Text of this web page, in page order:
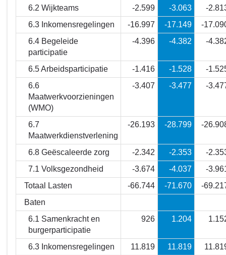
kosten?
6.2 Wijkteams -2.599 -3.063
-
6.3 Inkomensregelingen
-16.997 -17.149
-
6.4 Begeleide
participatie
-4.396 -4.382 -
6.5 Arbeidsparticipatie -1.416 -1.528
-
6.6
Maatwerkvoorzieningen
(WMO)
-3.407 -3.477 -
6.7
Maatwerkdienstverlening
-26.193 -28.799 -
6.8 Geëscaleerde zorg -2.342 -2.353
-
7.1 Volksgezondheid
-3.674 -4.037
-
Totaal Lasten
-66.744 -71.670
-
Baten
6.1 Samenkracht en
burgerparticipatie
926 1.204
6.3 Inkomensregelingen 11.819 11.819